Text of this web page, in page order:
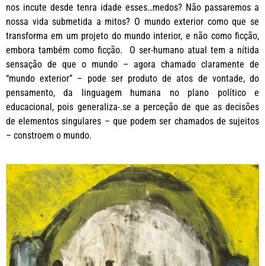
nos incute desde tenra idade esses…medos? Não passaremos a
nossa vida submetida a mitos? O mundo exterior como que se
transforma em um projeto do mundo interior, e não como ficção,
embora também como ficção. O ser-humano atual tem a nítida
sensação de que o mundo – agora chamado claramente de
“mundo exterior” – pode ser produto de atos de vontade, do
pensamento, da linguagem humana no plano político e
educacional, pois generaliza-.se a perceção de que as decisões
de elementos singulares – que podem ser chamados de sujeitos
– constroem o mundo.